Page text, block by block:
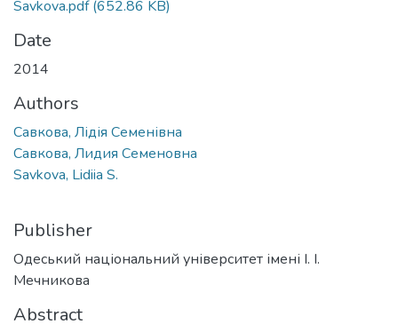
Savkova.pdf(652.86 KB)
Date
2014
Authors
Савкова, Лідія Семенівна
Савкова, Лидия Семеновна
Savkova, Lidiia S.
Publisher
Одеський національний університет імені І. І.
Мечникова
Abstract